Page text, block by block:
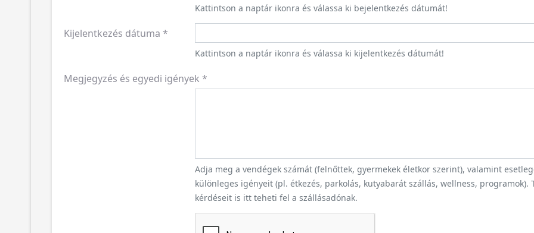
Kattintson a naptár ikonra és válassa ki bejelentkezés dátumát!
Kijelentkezés dátuma *
Kattintson a naptár ikonra és válassa ki kijelentkezés dátumát!
Megjegyzés és egyedi igények *
Adja meg a vendégek számát (felnőttek, gyermekek életkor szerint), valamint
különleges igényeit (pl. étkezés, parkolás, kutyabarát szállás, wellness, programok).
kérdéseit is itt teheti fel a szállásadónak.